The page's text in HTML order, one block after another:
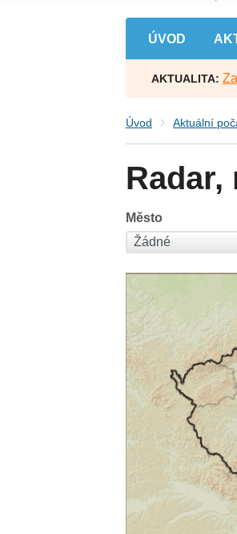
ÚVOD
AKTUALITA:
Úvod Aktuální
Město